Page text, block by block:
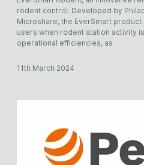
rodent control. Developed by
Microshare, the EverSmart
users when rodent station activity
operational efficiencies, as
11th March 2024